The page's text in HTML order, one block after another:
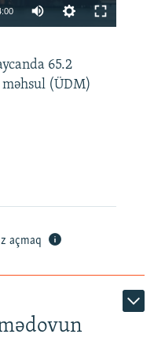
480p
360p
480p
65.2
(ÜDM)
açmaq